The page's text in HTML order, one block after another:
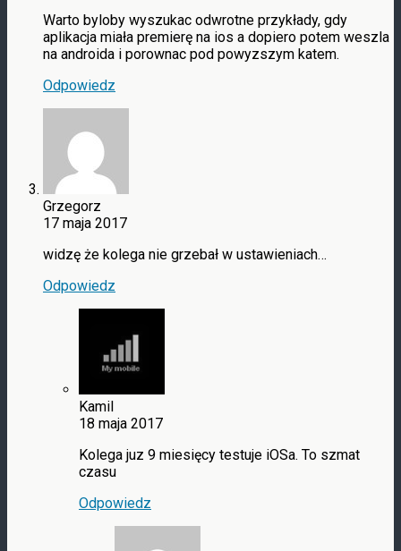
Warto byloby wyszukac odwrotne przykłady, gdy
aplikacja miała premierę na ios a dopiero potem weszla
na androida i porownac pod powyzszym katem.
Odpowiedz
Grzegorz
17 maja 2017
widzę że kolega nie grzebał w ustawieniach​…
Odpowiedz
Kamil
18 maja 2017
Kolega juz 9 miesięcy testuje iOSa. To szmat
czasu
Odpowiedz